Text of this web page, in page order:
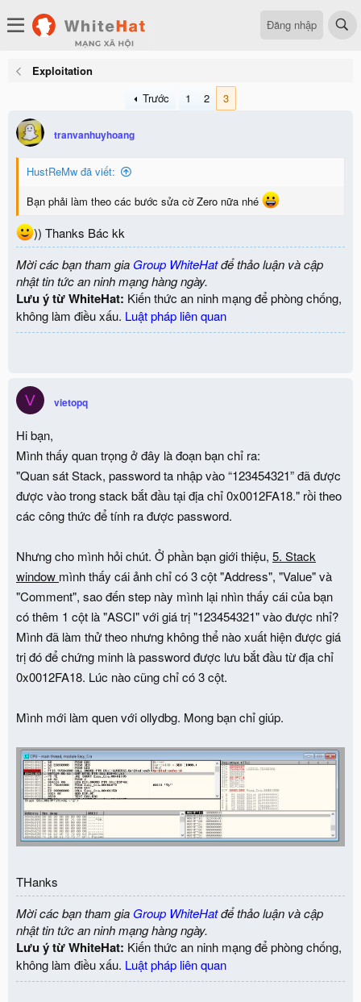
Đăng nhập
Exploitation
Trước
1 2 3
tranvanhuyhoang
HustReMw đã viết:
Bạn phải làm theo các bước sửa cờ Zero nữa nhé
)) Thanks Bác kk
Mời các bạn tham gia Group WhiteHatđể thảo luận và cập
nhật tin tức an ninh mạng hàng ngày.
Lưu ý từ WhiteHat: Kiến thức an ninh mạng để phòng chống,
không làm điều xấu. Luật pháp liên quan
V vietopq
Hi bạn,
Mình thấy quan trọng ở đây là đoạn bạn chỉ ra:
"Quan sát Stack, password ta nhập vào “123454321” đã được
được vào trong stack bắt đầu tại địa chỉ 0x0012FA18." rồi theo
các công thức để tính ra được password.
Nhưng cho mình hỏi chút. Ở phần bạn giới thiệu, 5. Stack
window mình thấy cái ảnh chỉ có 3 cột "Address", "Value" và
"Comment", sao đến step này mình lại nhìn thấy cái của bạn
có thêm 1 cột là "ASCI" với giá trị "123454321" vào được nhỉ?
Mình đã làm thử theo nhưng không thể nào xuất hiện được giá
trị đó để chứng minh là password được lưu bắt đầu từ địa chỉ
0x0012FA18. Lúc nào cũng chỉ có 3 cột.
Mình mới làm quen với ollydbg. Mong bạn chỉ giúp.
THanks
Mời các bạn tham gia Group WhiteHatđể thảo luận và cập
nhật tin tức an ninh mạng hàng ngày.
Lưu ý từ WhiteHat: Kiến thức an ninh mạng để phòng chống,
không làm điều xấu. Luật pháp liên quan